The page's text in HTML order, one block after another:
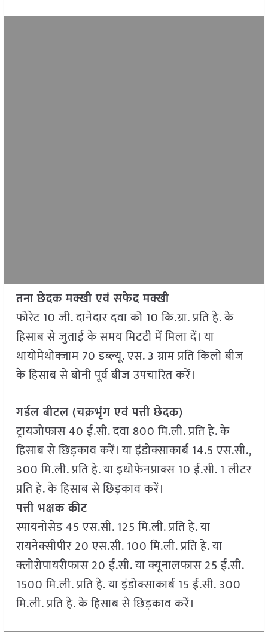
तना छेदक मक्खी एवं सफेद मक्खी
फोरेट 10 जी. दानेदार दवा को 10 कि.ग्रा. प्रति हे. के
हिसाब से जुताई के समय मिटटी में मिला दें। या
थायोमेथोक्जाम 70 डब्ल्यू. एस. 3 ग्राम प्रति किलो बीज
के हिसाब से बोनी पूर्व बीज उपचारित करें।
गर्डल बीटल (चक्रभृंग एवं पत्ती छेदक)
ट्रायजोफास 40 ई.सी. दवा 800 मि.ली. प्रति हे. के
हिसाब से छिड़काव करें। या इंडोक्साकार्ब 14.5 एस.सी.,
300 मि.ली. प्रति हे. या इथोफेनप्राक्स 10 ई.सी. 1 लीटर
प्रति हे. के हिसाब से छिड़काव करें।
पत्ती भक्षक कीट
स्पायनोसेड 45 एस.सी. 125 मि.ली. प्रति हे. या
रायनेक्सीपीर 20 एस.सी. 100 मि.ली. प्रति हे. या
क्लोरोपायरीफास 20 ई.सी. या क्यूनालफास 25 ई.सी.
1500 मि.ली. प्रति हे. या इंडोक्साकार्ब 15 ई.सी. 300
मि.ली. प्रति हे. के हिसाब से छिड़काव करें।